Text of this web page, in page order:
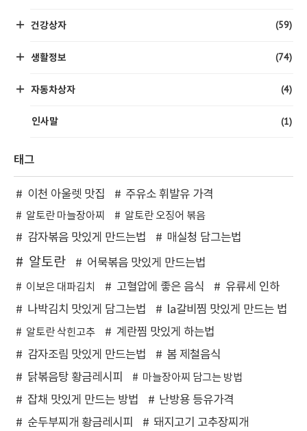
건강상자 (59)
생활정보 (74)
자동차상자 (4)
인사말 (1)
태그
이천 아울렛 맛집 주유소 휘발유 가격
알토란 마늘장아찌 알토란 오징어 볶음
감자볶음 맛있게 만드는법 매실청 담그는법
알토란 어묵볶음 맛있게 만드는법
이보은 대파김치 고혈압에 좋은 음식
유류세 인하
나박김치 맛있게 담그는법
la갈비찜 맛있게 만드는 법
알토란 삭힌고추
계란찜 맛있게 하는법
감자조림 맛있게 만드는법
봄 제철음식
닭볶음탕 황금레시피
마늘장아찌 담그는 방법
잡채 맛있게 만드는 방법
난방용 등유가격
순두부찌개 황금레시피
돼지고기 고추장찌개